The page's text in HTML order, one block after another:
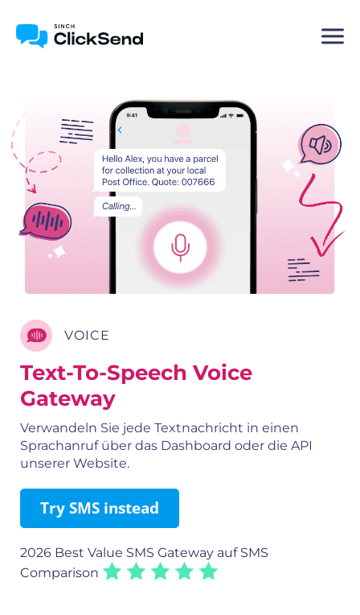
VOICE
Text-To-Speech Voice
Gateway
Verwandeln Sie jede Textnachricht in einen
Sprachanruf über das Dashboard oder die API
unserer Website.
Try SMS instead
2026 Best Value SMS Gateway auf SMS
Comparison